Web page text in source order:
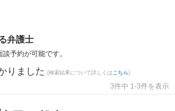
弁護士
予約が可能です。
りました (検索結果について詳しくは こちら)
3件中 1-3件を表示